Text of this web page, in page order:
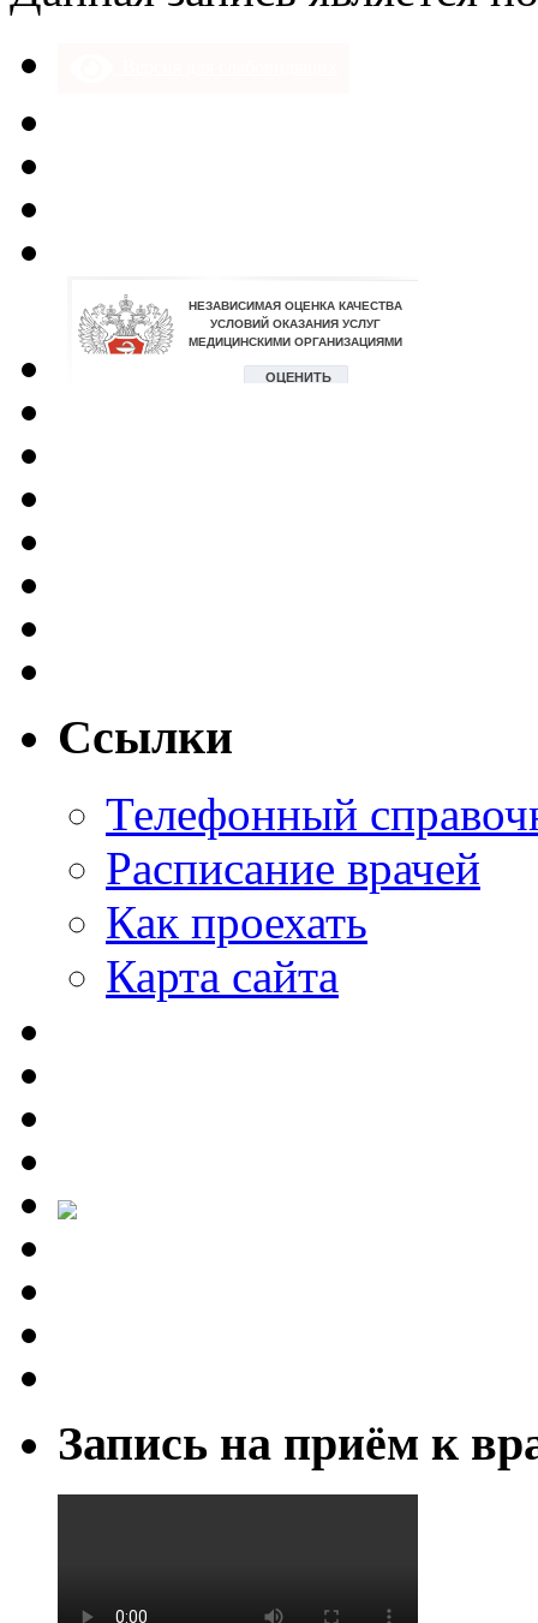
Ссылки
Телефонный
Расписание врачей
Как проехать
Карта сайта
Запись на приём к